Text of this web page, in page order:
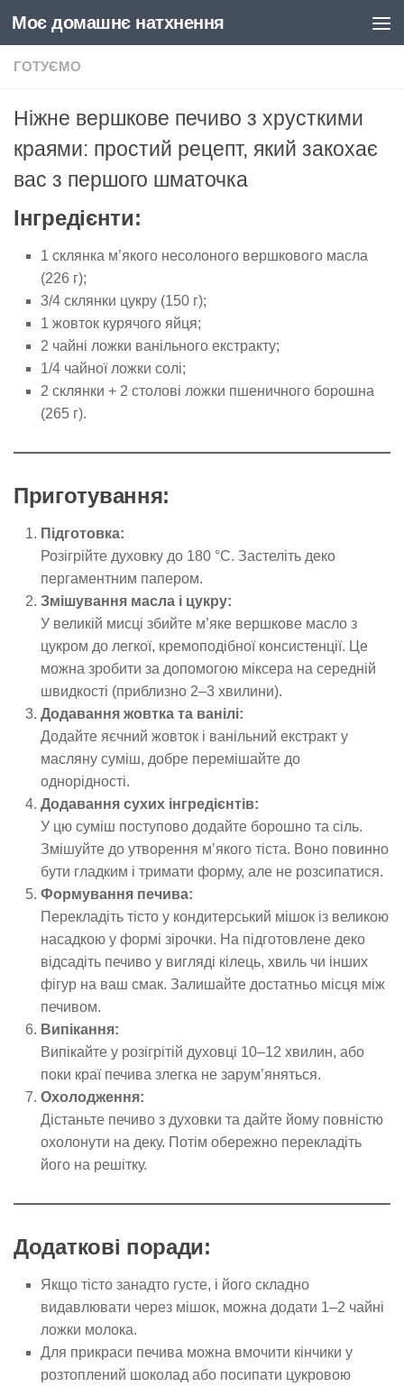
Skip to content
Моє домашнє натхнення
ГОТУЄМО
Ніжне вершкове печиво з хрусткими
краями: простий рецепт, який закохає
вас з першого шматочка
Інгредієнти:
1 склянка м’якого несолоного вершкового масла
(226 г);
3/4 склянки цукру (150 г);
1 жовток курячого яйця;
2 чайні ложки ванільного екстракту;
1/4 чайної ложки солі;
2 склянки + 2 столові ложки пшеничного борошна
(265 г).
Приготування:
Підготовка:
Розігрійте духовку до 180 °C. Застеліть деко
пергаментним папером.
Змішування масла і цукру:
У великій мисці збийте м’яке вершкове масло з
цукром до легкої, кремоподібної консистенції. Це
можна зробити за допомогою міксера на середній
швидкості (приблизно 2–3 хвилини).
Додавання жовтка та ванілі:
Додайте яєчний жовток і ванільний екстракт у
масляну суміш, добре перемішайте до
однорідності.
Додавання сухих інгредієнтів:
У цю суміш поступово додайте борошно та сіль.
Змішуйте до утворення м’якого тіста. Воно повинно
бути гладким і тримати форму, але не розсипатися.
Формування печива:
Перекладіть тісто у кондитерський мішок із великою
насадкою у формі зірочки. На підготовлене деко
відсадіть печиво у вигляді кілець, хвиль чи інших
фігур на ваш смак. Залишайте достатньо місця між
печивом.
Випікання:
Випікайте у розігрітій духовці 10–12 хвилин, або
поки краї печива злегка не зарум’яняться.
Охолодження:
Дістаньте печиво з духовки та дайте йому повністю
охолонути на деку. Потім обережно перекладіть
його на решітку.
Додаткові поради:
Якщо тісто занадто густе, і його складно
видавлювати через мішок, можна додати 1–2 чайні
ложки молока.
Для прикраси печива можна вмочити кінчики у
розтоплений шоколад або посипати цукровою